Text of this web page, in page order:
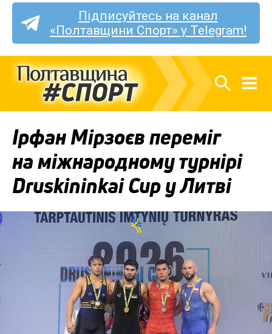
Підписуйтесь на канал
«Полтавщини Спорт» у Telegram!
Ірфан Мірзоєв переміг
на міжнародному турнірі
Druskininkai Cup у Литві